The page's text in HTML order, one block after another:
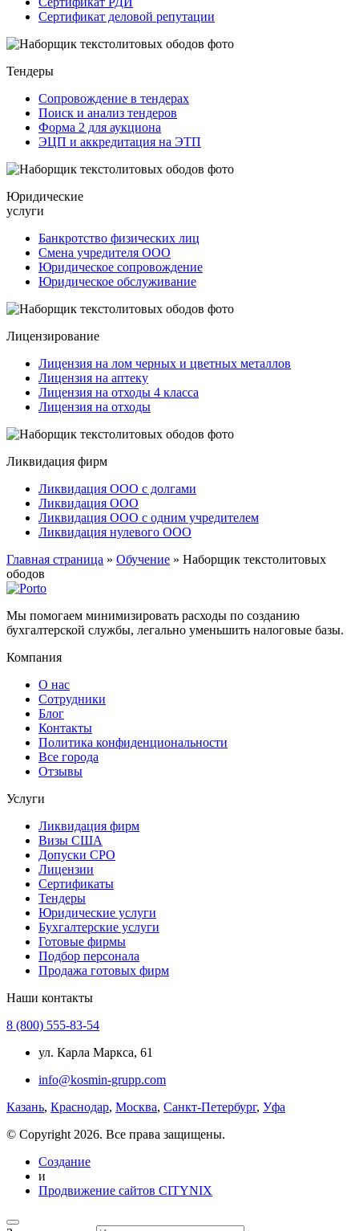
Сертификат деловой репутации
Тендеры
Сопровождение в тендерах
Поиск и анализ тендеров
Форма 2 для аукциона
ЭЦП и аккредитация на ЭТП
Юридические
услуги
Банкротство физических лиц
Смена учредителя ООО
Юридическое сопровождение
Юридическое обслуживание
Лицензирование
Лицензия на лом черных и цветных металлов
Лицензия на аптеку
Лицензия на отходы 4 класса
Лицензия на отходы
Ликвидация фирм
Ликвидация ООО с долгами
Ликвидация ООО
Ликвидация ООО с одним учредителем
Ликвидация нулевого ООО
Главная страница » Обучение » Наборщик текстолитовых
ободов
Мы помогаем минимизировать расходы по созданию
бухгалтерской службы, легально уменьшить налоговые базы.
Компания
О нас
Сотрудники
Блог
Контакты
Политика конфиденциональности
Все города
Отзывы
Услуги
Ликвидация фирм
Визы США
Допуски СРО
Лицензии
Сертификаты
Тендеры
Юридические услуги
Бухгалтерские услуги
Готовые фирмы
Подбор персонала
Продажа готовых фирм
Наши контакты
8 (800) 555-83-54
ул. Карла Маркса, 61
info@kosmin-grupp.com
Казань, Краснодар, Москва, Санкт-Петербург, Уфа
© Copyright 2026. Все права защищены.
Создание
и
Продвижение сайтов CITYNIX